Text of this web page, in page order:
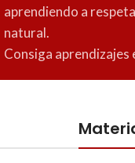
aprendiendo a
natural.
Consiga